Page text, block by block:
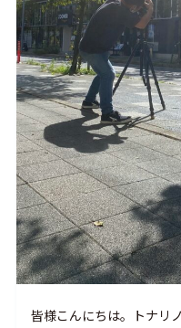
皆様こんにちは。トナリ